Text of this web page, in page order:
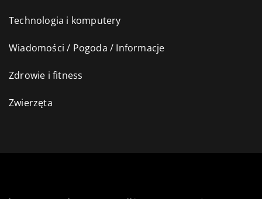
Technologia i komputery
Wiadomości / Pogoda / Informacje
Zdrowie i fitness
Zwierzęta